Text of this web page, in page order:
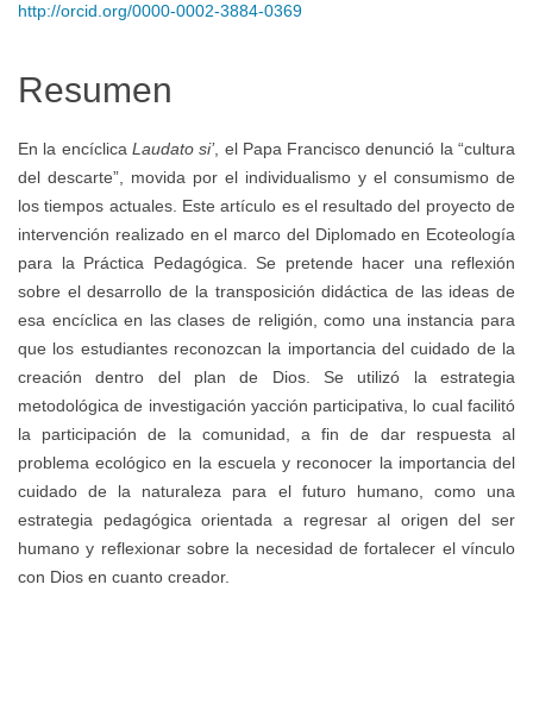
artículo
http://orcid.org/0000-0002-3884-0369
Resumen
En la encíclica Laudato si’, el Papa Francisco denunció la “cultura
del descarte”, movida por el individualismo y el consumismo de
los tiempos actuales. Este artículo es el resultado del proyecto de
intervención realizado en el marco del Diplomado en Ecoteología
para la Práctica Pedagógica. Se pretende hacer una reflexión
sobre el desarrollo de la transposición didáctica de las ideas de
esa encíclica en las clases de religión, como una instancia para
que los estudiantes reconozcan la importancia del cuidado de la
creación dentro del plan de Dios. Se utilizó la estrategia
metodológica de investigación yacción participativa, lo cual facilitó
la participación de la comunidad, a fin de dar respuesta al
problema ecológico en la escuela y reconocer la importancia del
cuidado de la naturaleza para el futuro humano, como una
estrategia pedagógica orientada a regresar al origen del ser
humano y reflexionar sobre la necesidad de fortalecer el vínculo
con Dios en cuanto creador.